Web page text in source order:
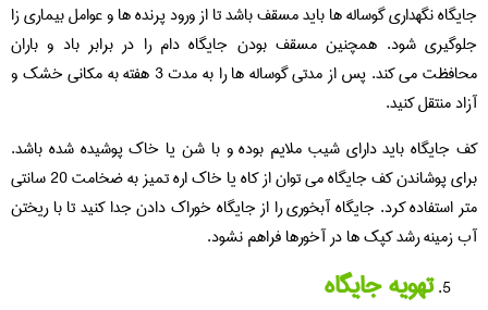
جایگاه نگهداری گوساله ها باید مسقف باشد تا از ورود پرنده ها و عوامل بیماری زا
جلوگیری شود. همچنین مسقف بودن جایگاه دام را در برابر باد و باران
محافظت می کند. پس از مدتی گوساله ها را به مدت 3 هفته به مکانی خشک و
آزاد منتقل کنید.
کف جایگاه باید دارای شیب ملایم بوده و با شن یا خاک پوشیده شده باشد.
برای پوشاندن کف جایگاه می توان از کاه یا خاک اره تمیز به ضخامت 20 سانتی
متر استفاده کرد. جایگاه آبخوری را از جایگاه خوراک دادن جدا کنید تا با ریختن
آب زمینه رشد کپک ها در آخورها فراهم نشود.
تهویه جایگاه